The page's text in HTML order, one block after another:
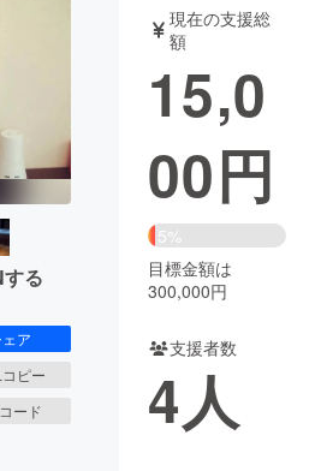
音楽
ガジェット ゲーム・
書籍・雑誌
チャレンジ
域活性化
Good CAMPFIRE Creation
納税
コミュニティ
る
ア
ピー
ード
現在の支援総
額
15,0
00円
5%
目標金額は
300,000円
支援者数
4人